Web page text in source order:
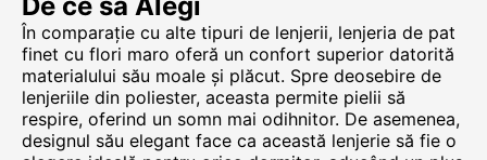
În comparație cu alte tipuri de lenjerii, lenjeria de pat
finet cu flori maro oferă un confort superior datorită
materialului său moale și plăcut. Spre deosebire de
lenjeriile din poliester, aceasta permite pielii să
respire, oferind un somn mai odihnitor. De asemenea,
designul său elegant face ca această lenjerie să fie o